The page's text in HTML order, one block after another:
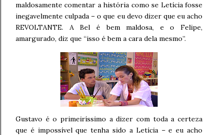
maldosamente comentar a história como se Letícia fosse
inegavelmente culpada – o que eu devo dizer que eu acho
REVOLTANTE. A Bel é bem maldosa, e o Felipe,
amargurado, diz que “isso é bem a cara dela mesmo”.
Gustavo é o primeiríssimo a dizer com toda a certeza
que é impossível que tenha sido a Letícia – e eu acho